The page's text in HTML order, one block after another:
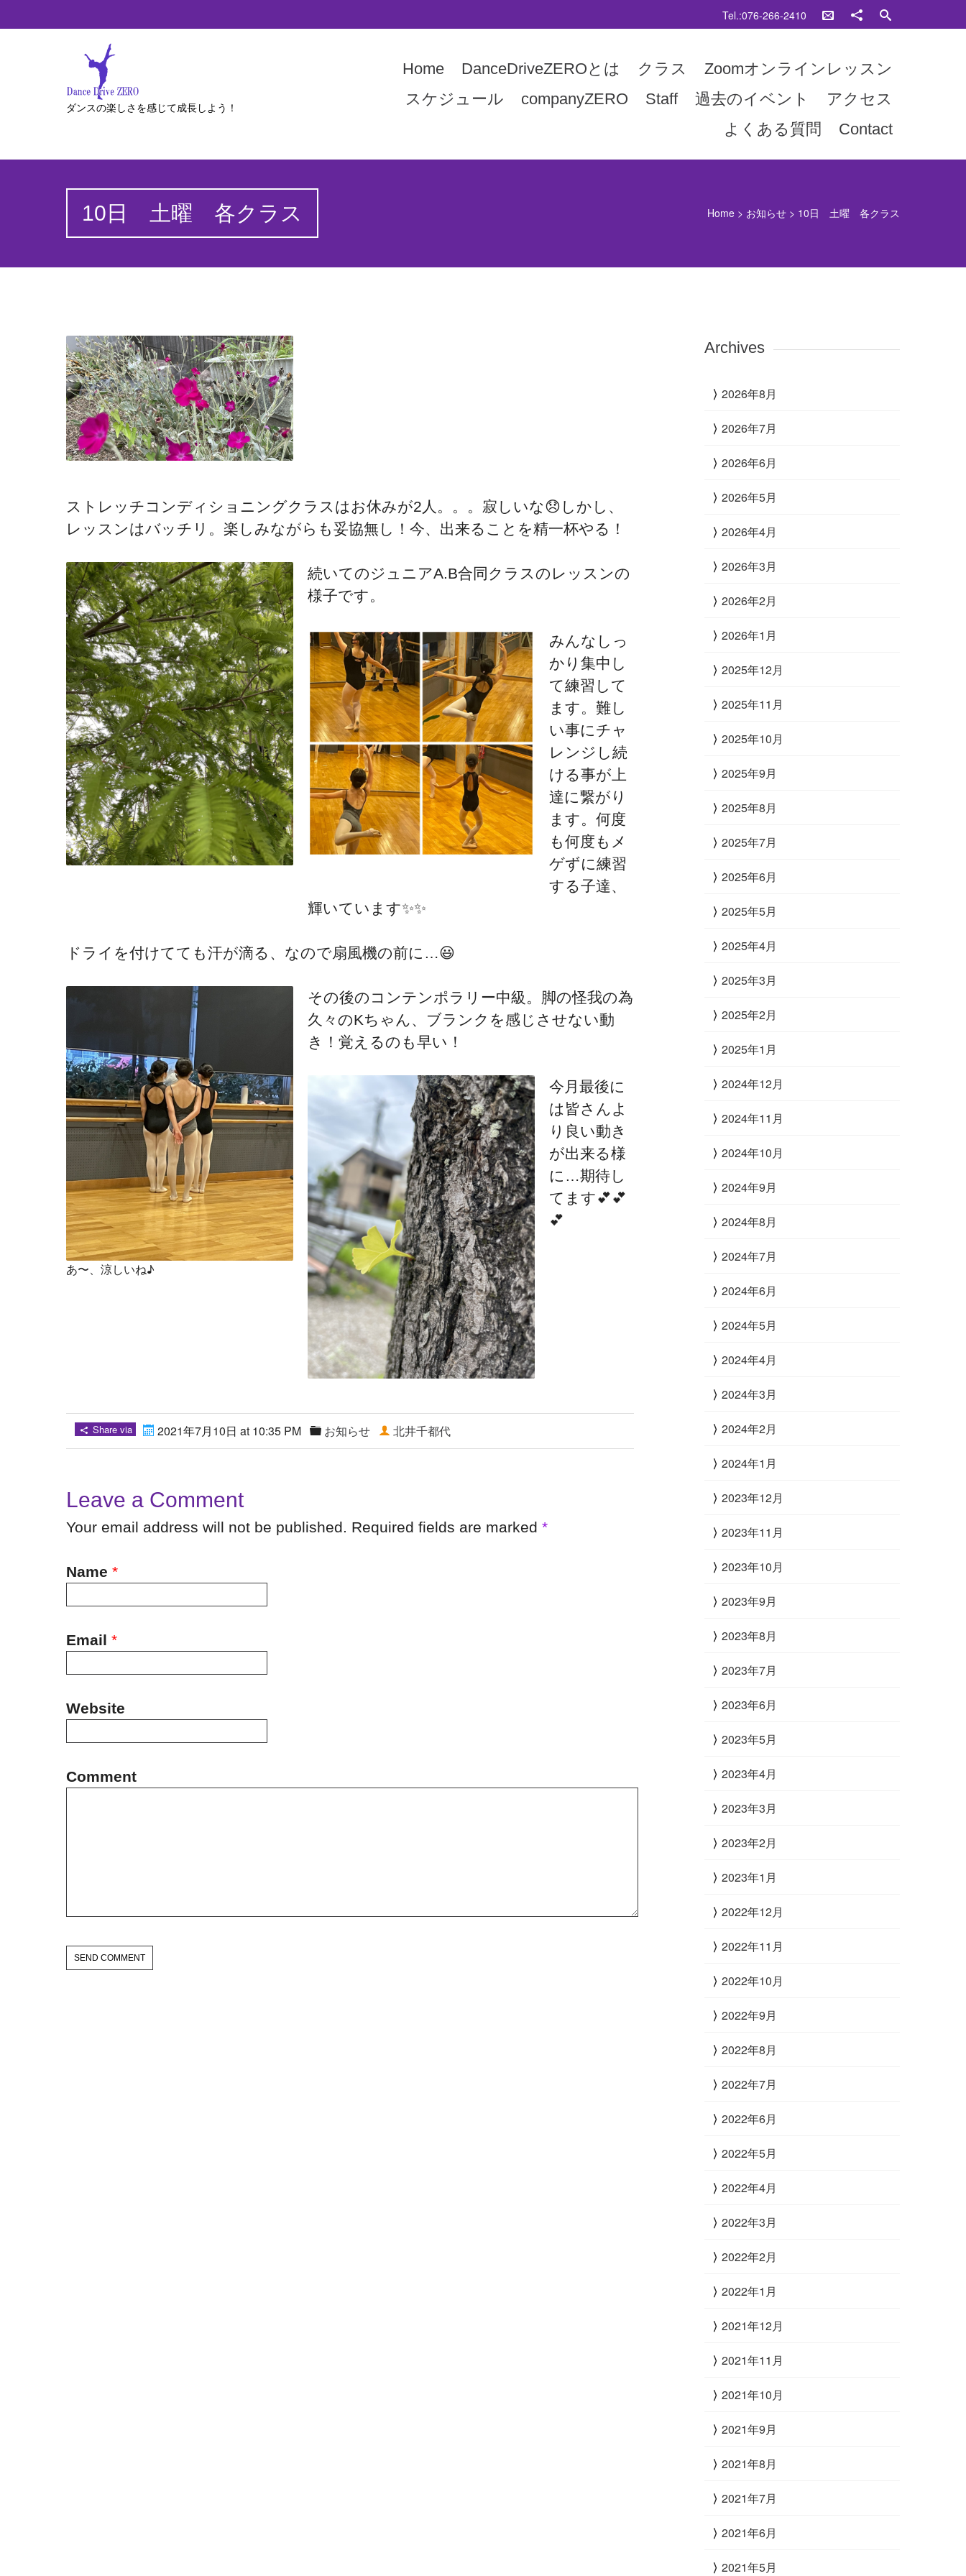
Tel.:076-266-2410
ダンスの楽しさを感じて成長しよう！
Home DanceDriveZEROとは クラス
Zoomオンラインレッスン
スケジュール
companyZERO Staff 過去のイベント
アクセス
よくある質問
Contact
10日 土曜 各クラス Home > お知らせ > 10日 土曜 各クラス
ストレッチコンディショニングクラスはお休みが2人。。。寂しいな😞しかし、
レッスンはバッチリ。楽しみながらも妥協無し！今、出来ることを精一杯やる！
続いてのジュニアA.B合同クラスのレッスンの
様子です。
みんなしっ
かり集中し
て練習して
ます。難し
い事にチャ
レンジし続
ける事が上
達に繋がり
ます。何度
も何度もメ
ゲずに練習
する子達、
輝いています✨✨
ドライを付けてても汗が滴る、なので扇風機の前に…😃
あ〜、涼しいね♪
その後のコンテンポラリー中級。脚の怪我の為
久々のKちゃん、ブランクを感じさせない動
き！覚えるのも早い！
今月最後に
は皆さんよ
り良い動き
が出来る様
に…期待し
てます💕💕
💕
Share via 2021年7月10日 at 10:35 PM お知らせ 北井千都代
Leave a Comment
Your email address will not be published. Required fields are marked *
Name *
Email *
Website
Comment
Archives
2026年8月
2026年7月
2026年6月
2026年5月
2026年4月
2026年3月
2026年2月
2026年1月
2025年12月
2025年11月
2025年10月
2025年9月
2025年8月
2025年7月
2025年6月
2025年5月
2025年4月
2025年3月
2025年2月
2025年1月
2024年12月
2024年11月
2024年10月
2024年9月
2024年8月
2024年7月
2024年6月
2024年5月
2024年4月
2024年3月
2024年2月
2024年1月
2023年12月
2023年11月
2023年10月
2023年9月
2023年8月
2023年7月
2023年6月
2023年5月
2023年4月
2023年3月
2023年2月
2023年1月
2022年12月
2022年11月
2022年10月
2022年9月
2022年8月
2022年7月
2022年6月
2022年5月
2022年4月
2022年3月
2022年2月
2022年1月
2021年12月
2021年11月
2021年10月
2021年9月
2021年8月
2021年7月
2021年6月
2021年5月